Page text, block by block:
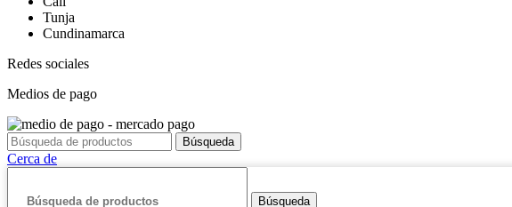
Tunja
Cundinamarca
Redes sociales
Medios de pago
Búsqueda
Cerca de
Búsqueda